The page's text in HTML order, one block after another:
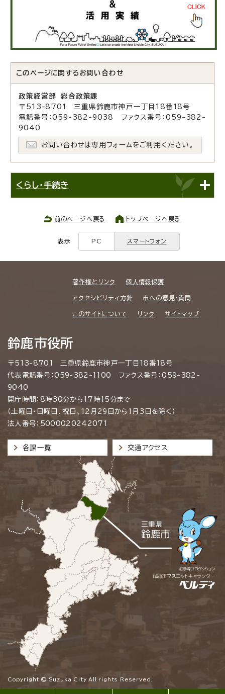
このページに関する お問い合わせ
政策経営部 総合政策課
〒513-8701 三重県鈴鹿市神戸一丁目18番18号
電話番号：059-382-9038 ファクス番号：059-382-
9040
お問い合わせは専用フォームをご利用ください。
くらし・手続き
前のページへ戻る トップページへ戻る
表示 PC スマートフォン
著作権とリンク 個人情報保護
アクセシビリティ方針 市への意見・質問
このサイトについて リンク サイトマップ
鈴鹿市役所
〒513-8701 三重県鈴鹿市神戸一丁目18番18号
代表電話番号：059-382-1100 ファクス番号：059-382-
9040
開庁時間：8時30分から17時15分まで
（土曜日・日曜日、祝日、12月29日から1月3日を除く）
法人番号：5000020242071
各課一覧 交通アクセス
Copyright © Suzuka City All rights Reserved.